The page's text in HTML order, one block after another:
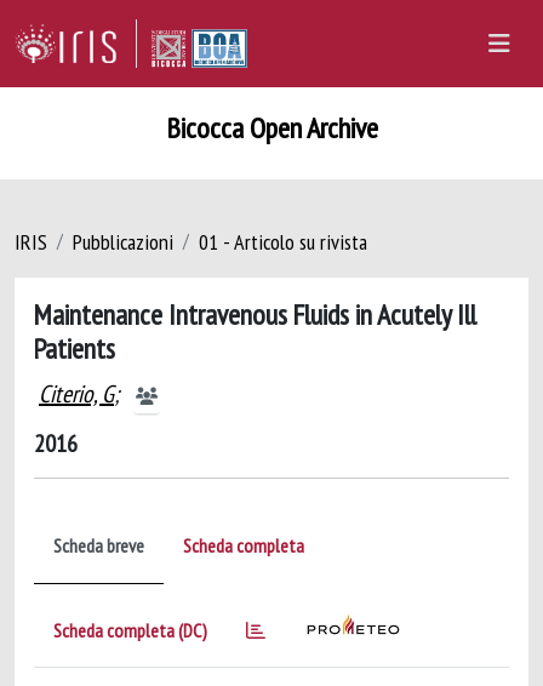
Bicocca Open Archive
IRIS Pubblicazioni 01 - Articolo su rivista
Maintenance Intravenous Fluids in Acutely Ill
Patients
Citerio, G;
2016
Scheda breve Scheda completa
Scheda completa (DC)